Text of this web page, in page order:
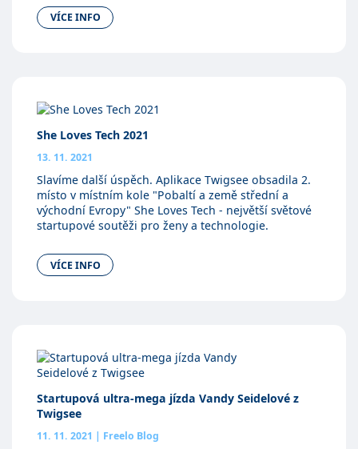
VÍCE INFO
She Loves Tech 2021
13. 11. 2021
Slavíme další úspěch. Aplikace Twigsee obsadila 2.
místo v místním kole "Pobaltí a země střední a
východní Evropy" She Loves Tech - největší světové
startupové soutěži pro ženy a technologie.
VÍCE INFO
Startupová ultra-mega jízda Vandy Seidelové z
Twigsee
11. 11. 2021 | Freelo Blog